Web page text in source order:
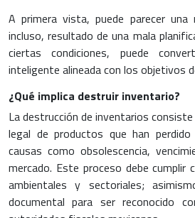
A primera vista, puede parecer una
incluso, resultado de una mala
ciertas condiciones, puede
inteligente alineada con los objetivos
¿Qué implica destruir inventario?
La destrucción de inventarios
legal de productos que han
causas como obsolescencia,
mercado. Este proceso debe cumplir
ambientales y sectoriales;
documental para ser reconocido